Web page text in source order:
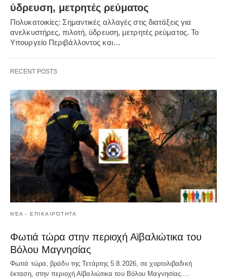
ύδρευση, μετρητές ρεύματος
Πολυκατοικίες: Σημαντικές αλλαγές στις διατάξεις για
ανελκυστήρες, πιλοτή, ύδρευση, μετρητές ρεύματος. Το
Υπουργείο Περιβάλλοντος και…
RECENT POSTS
ΝΈΑ - ΕΠΙΚΑΙΡΌΤΗΤΑ
Φωτιά τώρα στην περιοχή Αϊβαλιώτικα του
Βόλου Μαγνησίας
Φωτιά τώρα, βράδυ της Τετάρτης 5.8.2026, σε χορτολιβαδική
έκταση, στην περιοχή Αϊβαλιώτικα του Βόλου Μαγνησίας.…